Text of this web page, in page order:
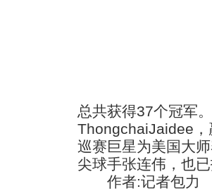
总共获得37个冠军
ThongchaiJaidee，
巡赛巨星为美国大
尖球手张连伟，也
作者:记者包力